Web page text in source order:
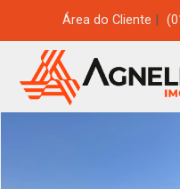
Área do Cliente